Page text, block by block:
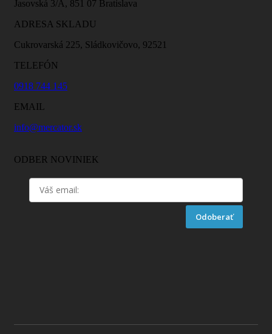
Jasovská 3/A, 851 07 Bratislava
ADRESA SKLADU
Cukrovarská 225, Sládkovičovo, 92521
TELEFÓN
0918 744 145
EMAIL
info@mercator.sk
ODBER NOVINIEK
Odoberať